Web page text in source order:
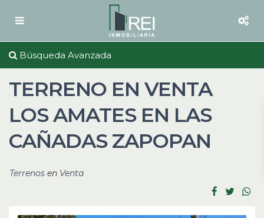
Búsqueda Avanzada
TERRENO EN VENTA
LOS AMATES EN LAS
CAÑADAS ZAPOPAN
Terrenos en Venta